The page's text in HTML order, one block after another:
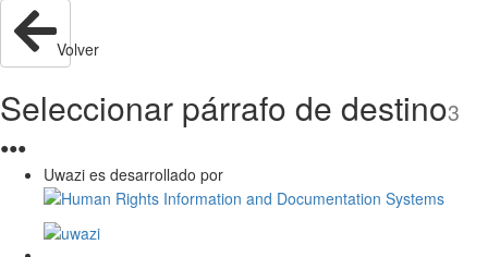
Volver
Seleccionar párrafo de destino3
●●●
Uwazi es desarrollado por